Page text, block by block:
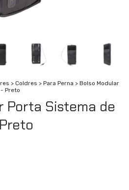
> Coldres > Para Perna > Bolso Modular
Preto
Porta Sistema de